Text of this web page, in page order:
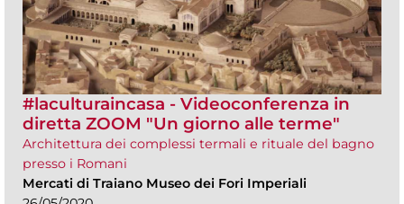
#laculturaincasa - Videoconferenza in
diretta ZOOM​ "Un giorno alle terme"
Architettura dei complessi termali e rituale del bagno
presso i Romani
Mercati di Traiano Museo dei Fori Imperiali